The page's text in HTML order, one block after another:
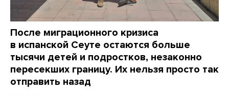
После миграционного кризиса
в испанской Сеуте остаются больше
тысячи детей и подростков, незаконно
пересекших границу. Их нельзя просто так
отправить назад